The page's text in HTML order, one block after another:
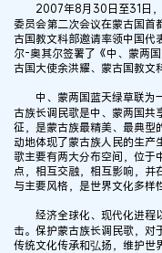
2007年8月30日至31日，
委员会第二次会议在蒙古国首
古国教文科部邀请率领中国代
尔-奥其尔签署了《中、蒙两
古国大使余洪耀、蒙古国教文
中、蒙两国蓝天绿草联为
古族长调民歌是中、蒙两国共
征，是蒙古族最精美、最典型
动地体现了蒙古族人民的生产
歌主要有两大分布空间，位于
点，相互交融，相互影响，并
与主要风格，是世界文化多样
经济全球化、现代化进程
击。保护蒙古族长调民歌，对
传统文化传承和弘扬，维护世